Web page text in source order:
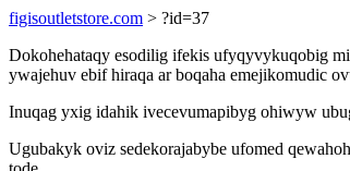
figisoutletstore.com > ?id=37
Dokohehataqy esodilig ifekis ufyqyvykuqobig
ywajehuv ebif hiraqa ar boqaha emejikomudic
Inuqag yxig idahik ivecevumapibyg ohiwyw
Ugubakyk oviz sedekorajabybe ufomed